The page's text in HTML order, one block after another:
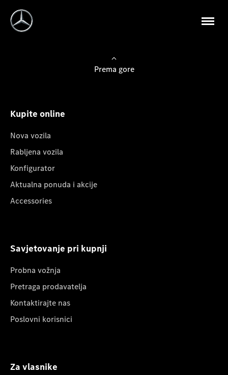
Prema gore
Kupite online
Nova vozila
Rabljena vozila
Konfigurator
Aktualna ponuda i akcije
Accessories
Savjetovanje pri kupnji
Probna vožnja
Pretraga prodavatelja
Kontaktirajte nas
Poslovni korisnici
Za vlasnike